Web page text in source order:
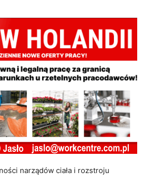
narządów ciała i rozstroju